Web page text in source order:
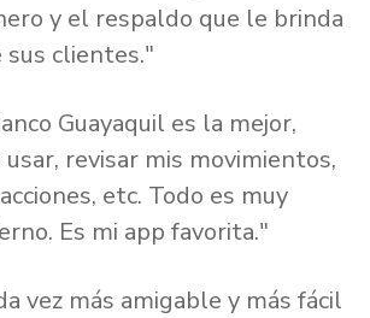
y el respaldo que le brinda
sus clientes."
Guayaquil es la mejor,
revisar mis movimientos,
etc. Todo es muy
Es mi app favorita."
vez más amigable y más fácil